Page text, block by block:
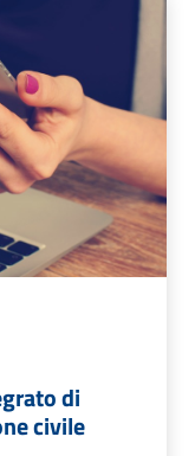
di
civile